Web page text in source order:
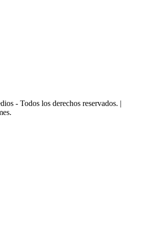
- Todos los derechos reservados. |